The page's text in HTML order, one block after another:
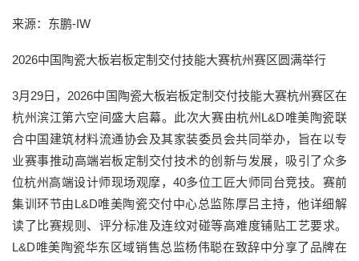
来源：东鹏-IW
2026中国陶瓷大板岩板定制交付技能大赛杭州赛区圆满举行
3月29日，2026中国陶瓷大板岩板定制交付技能大赛杭州赛区在
杭州滨江第六空间盛大启幕。此次大赛由杭州L&D唯美陶瓷联
合中国建筑材料流通协会及其家装委员会共同举办，旨在以专
业赛事推动高端岩板定制交付技术的创新与发展，吸引了众多
位杭州高端设计师现场观摩，40多位工匠大师同台竞技。赛前
集训环节由L&D唯美陶瓷交付中心总监陈厚吕主持，他详细解
读了比赛规则、评分标准及连纹对碰等高难度铺贴工艺要求。
L&D唯美陶瓷华东区域销售总监杨伟聪在致辞中分享了品牌在